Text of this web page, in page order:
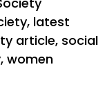
, latest
article, social
, women